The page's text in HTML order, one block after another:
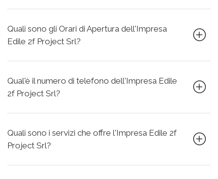
Quali sono gli Orari di Apertura dell'Impresa
Edile 2f Project Srl?
Qual'è il numero di telefono dell'Impresa Edile
2f Project Srl?
Quali sono i servizi che offre l'Impresa Edile 2f
Project Srl?